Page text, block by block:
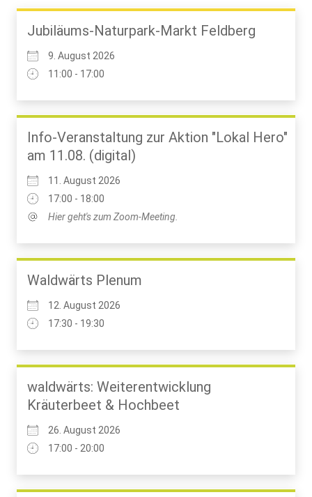
Jubiläums-Naturpark-Markt Feldberg
9. August 2026
11:00 - 17:00
Info-Veranstaltung zur Aktion "Lokal Hero"
am 11.08. (digital)
11. August 2026
17:00 - 18:00
Hier geht's zum Zoom-Meeting.
Waldwärts Plenum
12. August 2026
17:30 - 19:30
waldwärts: Weiterentwicklung
Kräuterbeet & Hochbeet
26. August 2026
17:00 - 20:00